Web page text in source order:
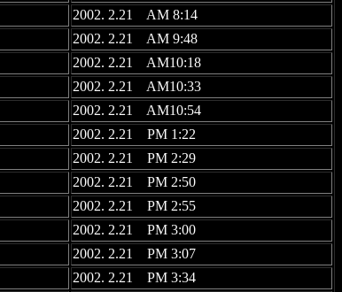
2002. 2.21 AM 8:14
2002. 2.21 AM 9:48
2002. 2.21 AM10:18
2002. 2.21 AM10:33
2002. 2.21 AM10:54
2002. 2.21 PM 1:22
2002. 2.21 PM 2:29
2002. 2.21 PM 2:50
2002. 2.21 PM 2:55
2002. 2.21 PM 3:00
2002. 2.21 PM 3:07
2002. 2.21 PM 3:34